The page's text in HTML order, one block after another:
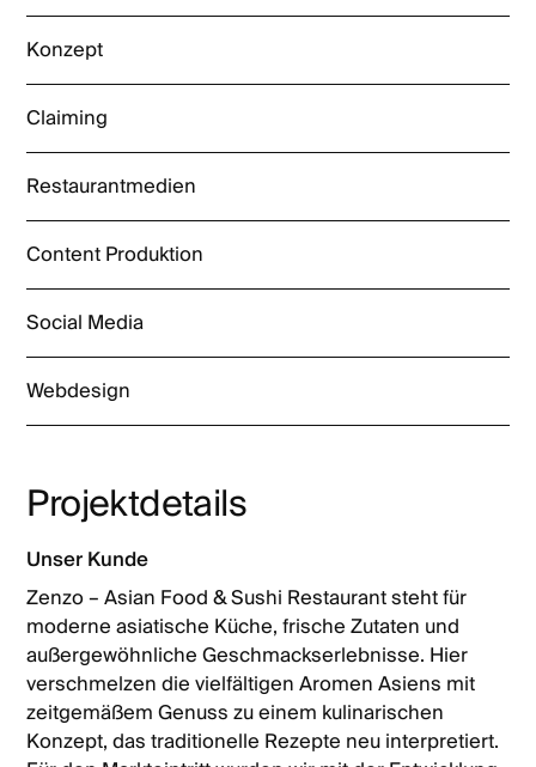
Konzept
Claiming
Restaurantmedien
Content Produktion
Social Media
Webdesign
Projektdetails
Unser Kunde
Zenzo – Asian Food & Sushi Restaurant steht für
moderne asiatische Küche, frische Zutaten und
außergewöhnliche Geschmackserlebnisse. Hier
verschmelzen die vielfältigen Aromen Asiens mit
zeitgemäßem Genuss zu einem kulinarischen
Konzept, das traditionelle Rezepte neu interpretiert.